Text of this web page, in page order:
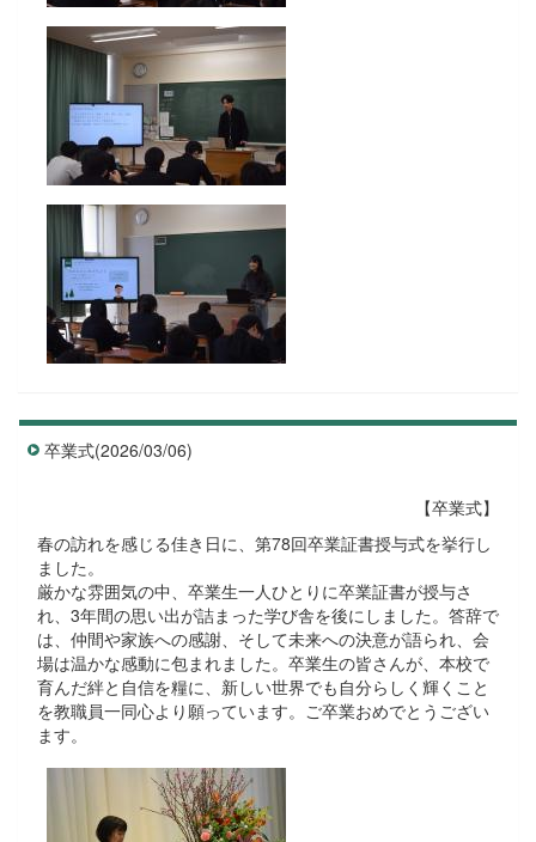
卒業式(2026/03/06)
【卒業式】
春の訪れを感じる佳き日に、第78回卒業証書授与式を挙行し
ました。
厳かな雰囲気の中、卒業生一人ひとりに卒業証書が授与さ
れ、3年間の思い出が詰まった学び舎を後にしました。答辞で
は、仲間や家族への感謝、そして未来への決意が語られ、会
場は温かな感動に包まれました。卒業生の皆さんが、本校で
育んだ絆と自信を糧に、新しい世界でも自分らしく輝くこと
を教職員一同心より願っています。ご卒業おめでとうござい
ます。